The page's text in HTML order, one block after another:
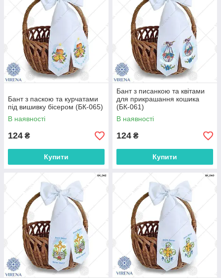
Бант з паскою та курчатами
під вишивку бісером (БК-065)
В наявності
124 ₴
Купити
Бант з писанкою та квітами
для прикрашання кошика
(БК-061)
В наявності
124 ₴
Купити